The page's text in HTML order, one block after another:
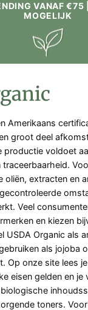
VANAF €75
MOGELIJK
Amerikaans
groot deel
productie voldoet
traceerbaarheid.
oliën, extracten en
Veel
en kiezen
USDA Organic als
als jojoba
Op onze site lees
eisen gelden en je
toners.